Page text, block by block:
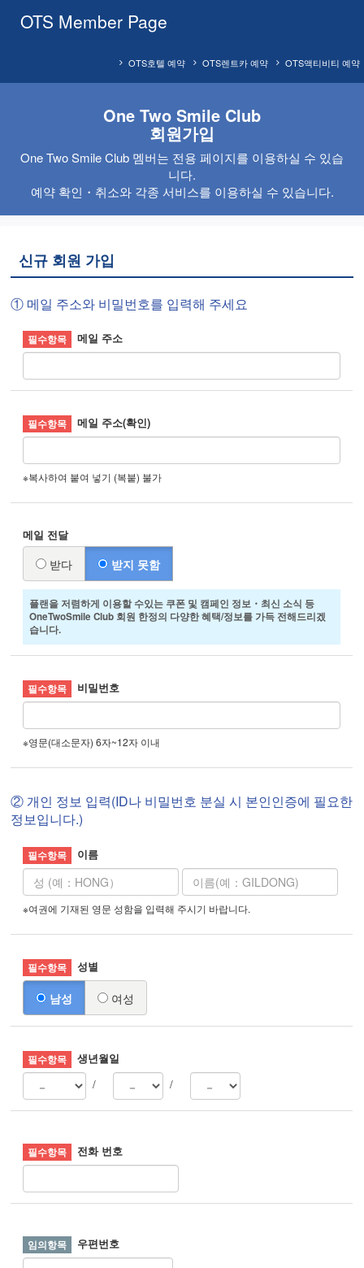
OTS Member Page
OTS액티비티 예약
OTS렌트카 예약
OTS호텔 예약
One Two Smile Club
회원가입
One Two Smile Club 멤버는 전용 페이지를 이용하실 수 있습
니다.
예약 확인・취소와 각종 서비스를 이용하실 수 있습니다.
신규 회원 가입
① 메일 주소와 비밀번호를 입력해 주세요
메일 주소
메일 주소(확인)
※복사하여 붙여 넣기 (복붙) 불가
메일 전달
받다 받지 못함
플랜을 저렴하게 이용할 수있는 쿠폰 및 캠페인 정보・최신 소식 등
OneTwoSmile Club 회원 한정의 다양한 혜택/정보를 가득 전해드리겠
습니다.
비밀번호
※영문(대소문자) 6자~12자 이내
② 개인 정보 입력(ID나 비밀번호 분실 시 본인인증에 필요한
정보입니다.)
이름
※여권에 기재된 영문 성함을 입력해 주시기 바랍니다.
성별
남성 여성
생년월일
/
/
전화 번호
우편번호